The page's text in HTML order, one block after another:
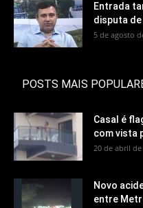
Entrada
disputa
5 de agosto
POSTS MAIS
Casal é
com vista
20 de abril de
Novo
entre